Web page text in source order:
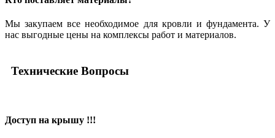
Мы закупаем все необходимое для кровли и фундамента. У
нас выгодные цены на комплексы работ и материалов.
Технические Вопросы
Доступ на крышу !!!